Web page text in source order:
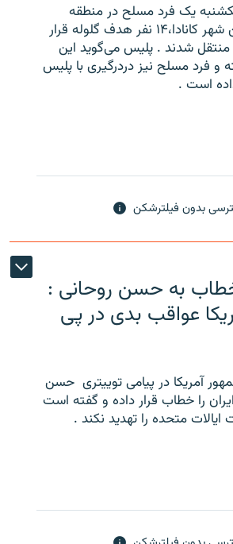
یک فرد مسلح در منطقه
مرکزی تورنتو ،‌بزرگترین شهر کانادا،۱۴ نفر هدف گلوله قرار
منتقل شدند . پلیس می‌گوید این
فرد مسلح نیز دردرگیری با پلیس
است .
بدون فیلترشکن
خطاب به حسن روحانی :
عواقب بدی در پی
آمریکا در پیامی توییتری ‌ حسن
را خطاب قرار داده و گفته است
متحده را تهدید نکند .